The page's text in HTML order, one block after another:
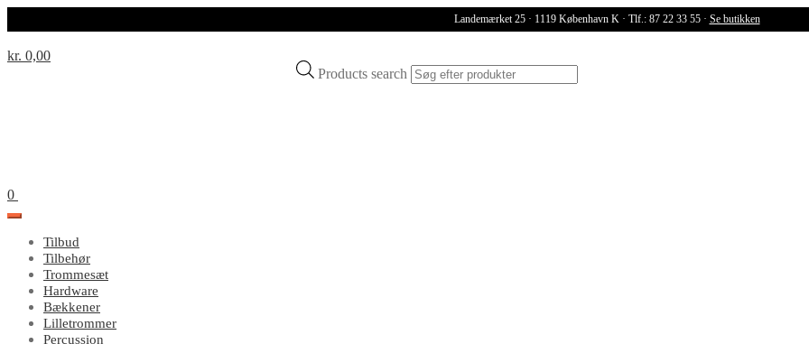
Landemærket 25 · 1119 København K · Tlf.: 87 22 33 55 · Se butikken
Products search
kr. 0,00
0
Tilbud
Tilbehør
Trommesæt
Hardware
Bækkener
Lilletrommer
Percussion